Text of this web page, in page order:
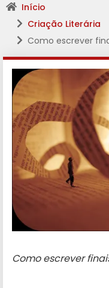
Início
Criação Literária
Como escrever
Como escrever